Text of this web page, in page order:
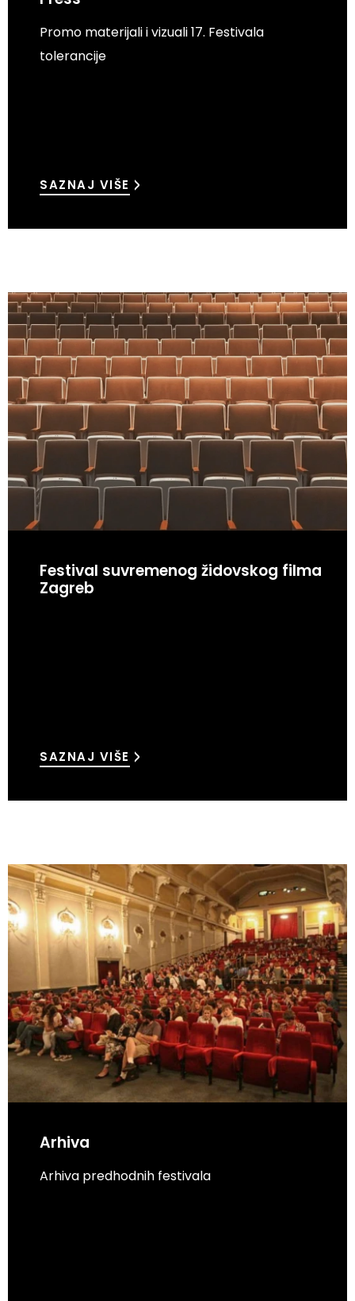
Promo materijali i vizuali 17. Festivala
tolerancije
SAZNAJ VIŠE
Festival suvremenog židovskog filma
Zagreb
SAZNAJ VIŠE
Arhiva
Arhiva predhodnih festivala